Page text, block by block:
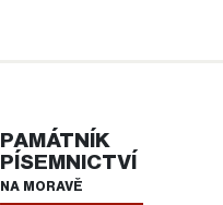
PAMÁTNÍK
PÍSEMNICTVÍ
NA MORAVĚ